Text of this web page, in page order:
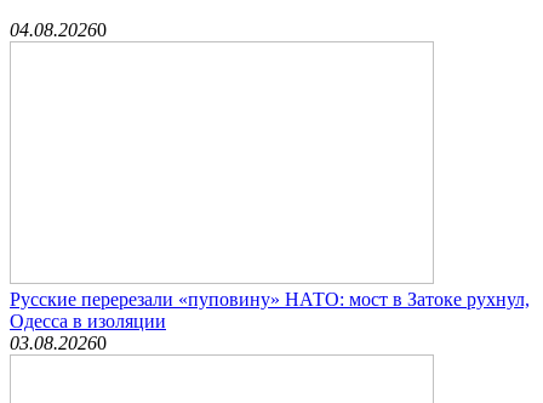
04.08.20260
Русские перерезали «пуповину» НАТО: мост в Затоке рухнул,
Одесса в изоляции
03.08.20260